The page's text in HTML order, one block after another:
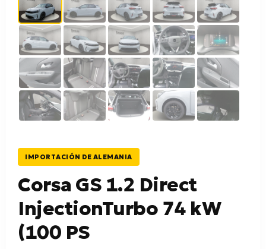
IMPORTACIÓN DE ALEMANIA
Corsa GS 1.2 Direct
InjectionTurbo 74 kW
(100 PS